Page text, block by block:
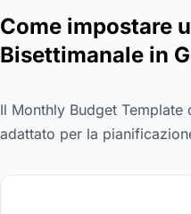
Come impostare
Bisettimanale in
Il Monthly Budget
adattato per la